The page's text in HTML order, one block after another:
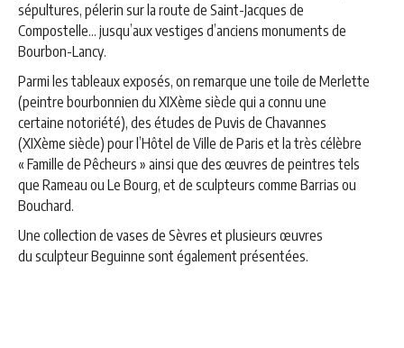
sépultures, pélerin sur la route de Saint-Jacques de
Compostelle… jusqu’aux vestiges d’anciens monuments de
Bourbon-Lancy.
Parmi les tableaux exposés, on remarque une toile de Merlette
(peintre bourbonnien du XIXème siècle qui a connu une
certaine notoriété), des études de Puvis de Chavannes
(XIXème siècle) pour l’Hôtel de Ville de Paris et la très célèbre
« Famille de Pêcheurs » ainsi que des œuvres de peintres tels
que Rameau ou Le Bourg, et de sculpteurs comme Barrias ou
Bouchard.
Une collection de vases de Sèvres et plusieurs œuvres
du sculpteur Beguinne sont également présentées.